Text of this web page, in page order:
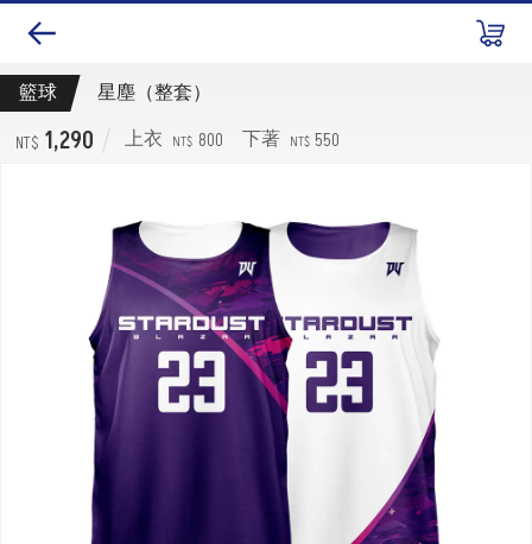
籃球 星塵（整套）
1,290 上衣 800 下著 550